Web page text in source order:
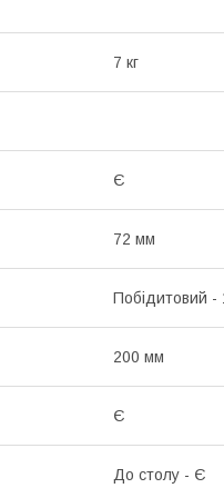
7 кг
Є
72 мм
Побідитовий -
200 мм
Є
До столу - Є